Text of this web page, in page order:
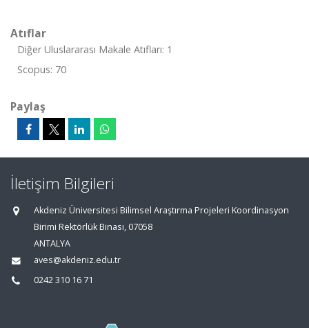
Atıflar
Diğer Uluslararası Makale Atıfları: 1
Scopus: 70
Paylaş
İletişim Bilgileri
Akdeniz Üniversitesi Bilimsel Araştırma Projeleri Koordinasyon
Birimi Rektörlük Binası, 07058
ANTALYA
aves@akdeniz.edu.tr
0242 310 16 71